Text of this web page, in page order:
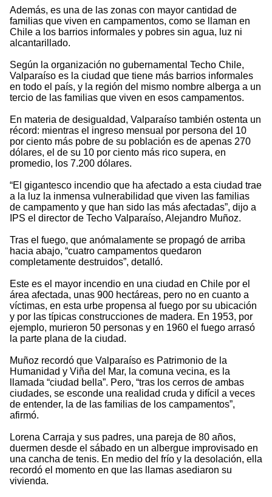
Además, es una de las zonas con mayor cantidad de
familias que viven en campamentos, como se llaman en
Chile a los barrios informales y pobres sin agua, luz ni
alcantarillado.
Según la organización no gubernamental Techo Chile,
Valparaíso es la ciudad que tiene más barrios informales
en todo el país, y la región del mismo nombre alberga a un
tercio de las familias que viven en esos campamentos.
En materia de desigualdad, Valparaíso también ostenta un
récord: mientras el ingreso mensual por persona del 10
por ciento más pobre de su población es de apenas 270
dólares, el de su 10 por ciento más rico supera, en
promedio, los 7.200 dólares.
“El gigantesco incendio que ha afectado a esta ciudad trae
a la luz la inmensa vulnerabilidad que viven las familias
de campamento y que han sido las más afectadas”, dijo a
IPS el director de Techo Valparaíso, Alejandro Muñoz.
Tras el fuego, que anómalamente se propagó de arriba
hacia abajo, “cuatro campamentos quedaron
completamente destruidos”, detalló.
Este es el mayor incendio en una ciudad en Chile por el
área afectada, unas 900 hectáreas, pero no en cuanto a
víctimas, en esta urbe propensa al fuego por su ubicación
y por las típicas construcciones de madera. En 1953, por
ejemplo, murieron 50 personas y en 1960 el fuego arrasó
la parte plana de la ciudad.
Muñoz recordó que Valparaíso es Patrimonio de la
Humanidad y Viña del Mar, la comuna vecina, es la
llamada “ciudad bella”. Pero, “tras los cerros de ambas
ciudades, se esconde una realidad cruda y difícil a veces
de entender, la de las familias de los campamentos”,
afirmó.
Lorena Carraja y sus padres, una pareja de 80 años,
duermen desde el sábado en un albergue improvisado en
una cancha de tenis. En medio del frío y la desolación, ella
recordó el momento en que las llamas asediaron su
vivienda.